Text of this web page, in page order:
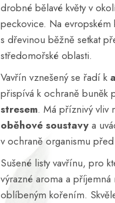
drobné bělavé květy v
peckovice. Na evropském
s dřevinou běžně setkat
středomořské oblasti.
Vavřín vznešený se řadí k
přispívá k ochraně buněk
stresem. Má příznivý vliv
oběhové soustavy a
v ochraně organismu před
Sušené listy vavřínu, pro
výrazné aroma a
oblíbeným kořením.